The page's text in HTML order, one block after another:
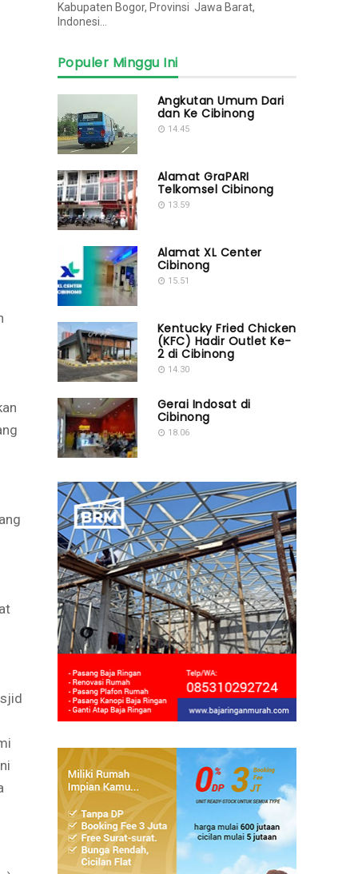
Kabupaten Bogor, Provinsi Jawa Barat,
Indonesi…
Populer Minggu Ini
Angkutan Umum Dari
dan Ke Cibinong
14.45
Alamat GraPARI
Telkomsel Cibinong
13.59
Alamat XL Center
Cibinong
15.51
Kentucky Fried Chicken
(KFC) Hadir Outlet Ke-
2 di Cibinong
14.30
Gerai Indosat di
Cibinong
18.06